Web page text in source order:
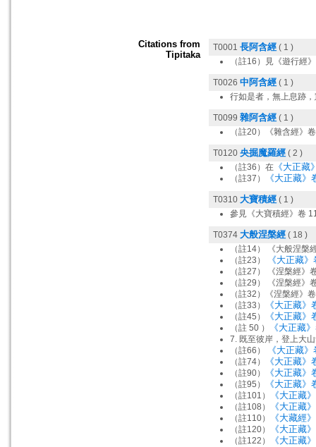
Citations from
Tipitaka
T0001 長阿含經 ( 1 )
（註16）見《遊行經
T0026 中阿含經 ( 1 )
行如是者，無上息跡
T0099 雜阿含經 ( 1 )
（註20）《雜含經》
T0120 央掘魔羅經 ( 2 )
（註36）在 《大正藏
（註37） 《大正藏
T0310 大寶積經 ( 1 )
參見《大寶積經》卷
T0374 大般涅槃經 ( 18 )
（註14） 《大般涅槃
（註23）
《大正藏
（註27） 《涅槃經》
（註29） 《涅槃經》
（註32）《涅槃經》
（註33）
《大正藏
（註45） 《大正藏
（註 50 ） 《大正藏
7. 既至彼岸，登上大
（註66）
《大正藏
（註74） 《大正藏
（註90） 《大正藏
（註95） 《大正藏
（註101） 《大正藏
（註108） 《大正藏
（註110） 《大藏經
（註120） 《大正藏
（註122） 《大正藏